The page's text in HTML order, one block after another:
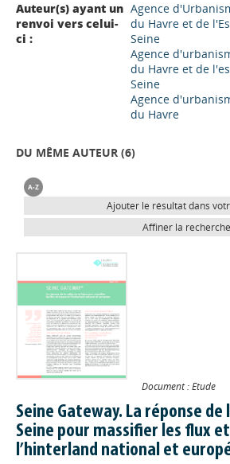
Auteur(s) ayant un
renvoi vers celui-
ci :
Agence
du Havre et de
Seine
Agence
du Havre et de
Seine
Agence
du Havre
DU MÊME AUTEUR (6)
Ajouter le résultat dans
Affiner la recherche
Document : Etude
Seine Gateway. La réponse de
Seine pour massifier les flux
l’hinterland national et